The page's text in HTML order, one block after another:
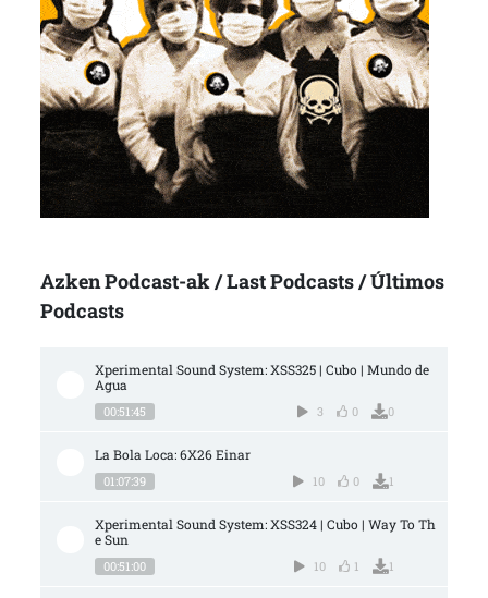
Azken Podcast-ak / Last Podcasts / Últimos
Podcasts
Xperimental Sound System: XSS325 | Cubo | Mundo de
Agua
00:51:45 3 0 0
La Bola Loca: 6X26 Einar
01:07:39 10 0 1
Xperimental Sound System: XSS324 | Cubo | Way To Th
e Sun
00:51:00 10 1 1